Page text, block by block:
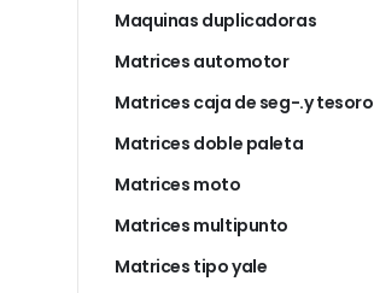
Maquinas duplicadoras
Matrices automotor
Matrices caja de seg-.y tesoro
Matrices doble paleta
Matrices moto
Matrices multipunto
Matrices tipo yale